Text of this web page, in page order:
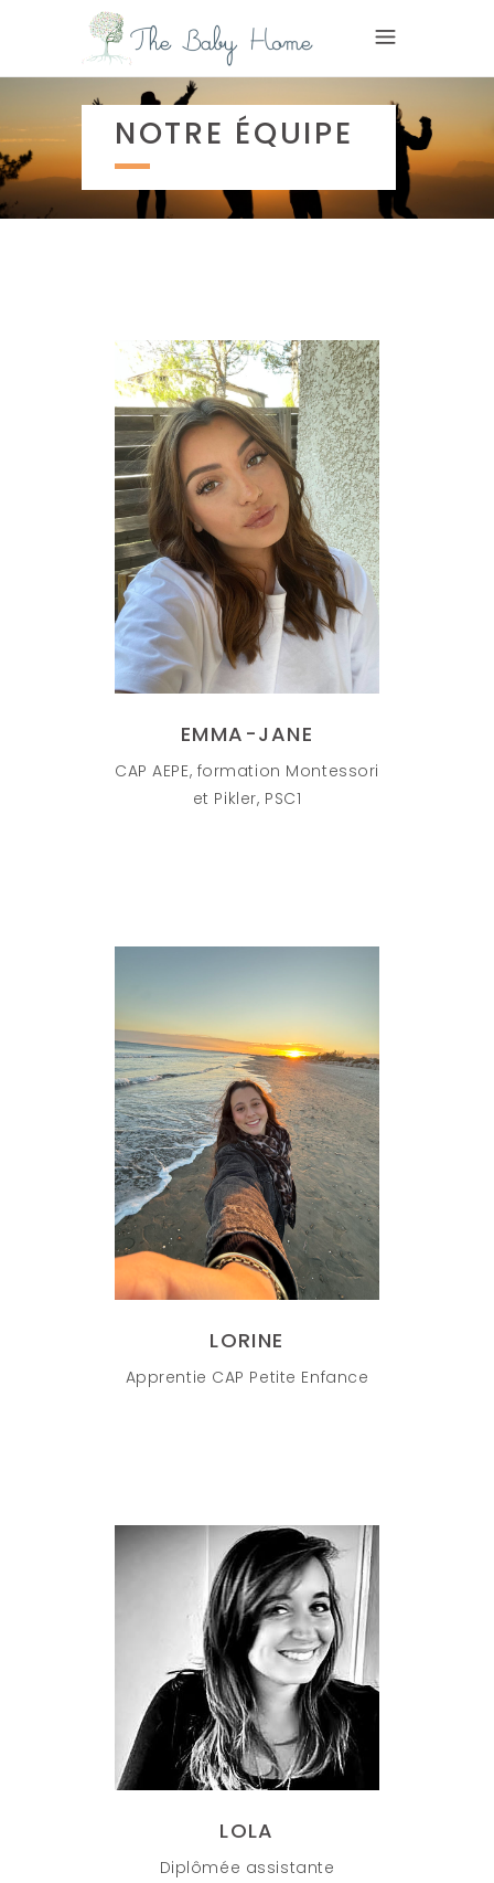
NOTRE ÉQUIPE
EMMA-JANE
CAP AEPE, formation Montessori
et Pikler, PSC1
LORINE
Apprentie CAP Petite Enfance
LOLA
Diplômée assistante